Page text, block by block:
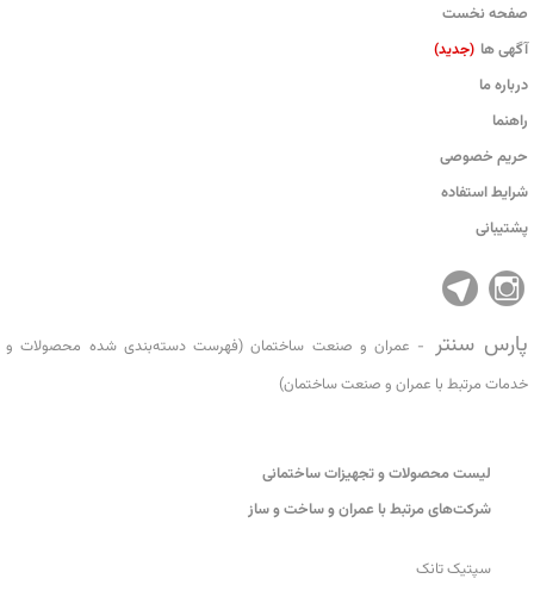
صفحه نخست
آگهی ها (جدید)
درباره ما
راهنما
حریم خصوصی
شرایط استفاده
پشتیبانی
پارس سنتر - عمران و صنعت ساختمان (فهرست دسته‌بندی شده محصولات و
خدمات مرتبط با عمران و صنعت ساختمان)
لیست محصولات و تجهیزات ساختمانی
شرکت‌های مرتبط با عمران و ساخت و ساز
سپتیک تانک